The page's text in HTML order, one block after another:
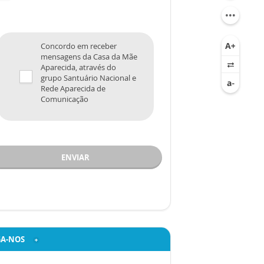
Concordo em receber
mensagens da Casa da Mãe
Aparecida, através do
grupo Santuário Nacional e
Rede Aparecida de
Comunicação
ENVIAR
NOS